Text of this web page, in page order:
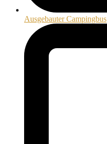
Ausgebauter Campingbus